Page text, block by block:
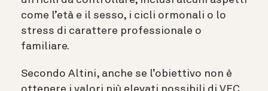
come l’età e il sesso, i cicli ormonali o lo
stress di carattere professionale o
familiare.
Secondo Altini, anche se l’obiettivo non è